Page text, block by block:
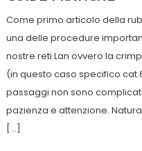
Come primo articolo della
una delle procedure
nostre reti Lan ovvero la
(in questo caso specifico
passaggi non sono
pazienza e attenzione.
[…]